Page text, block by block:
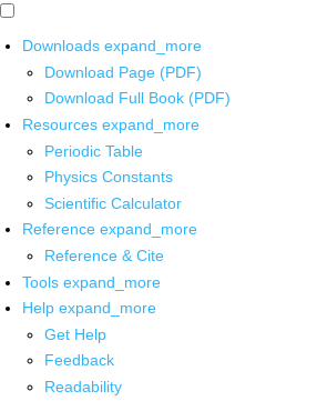
Downloads expand_more
Download Page (PDF)
Download Full Book (PDF)
Resources expand_more
Periodic Table
Physics Constants
Scientific Calculator
Reference expand_more
Reference & Cite
Tools expand_more
Help expand_more
Get Help
Feedback
Readability